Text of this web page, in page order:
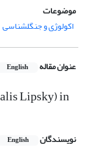
موضوعات
اکولوژی و جنگلشناسی
عنوان مقاله English
Lipsky) in
نویسندگان English